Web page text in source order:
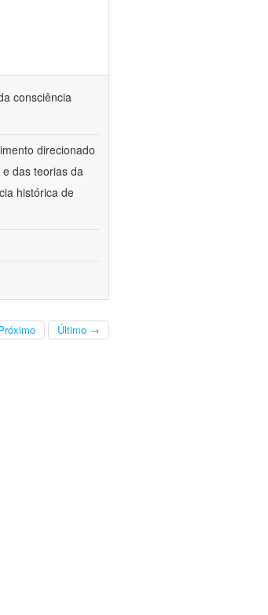
consciência
direcionado
das teorias da
histórica de
Último →